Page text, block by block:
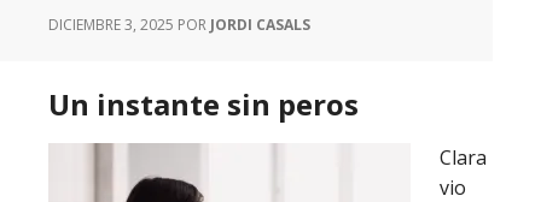
DICIEMBRE 3, 2025 POR JORDI CASALS
Un instante sin peros
Clara
vio